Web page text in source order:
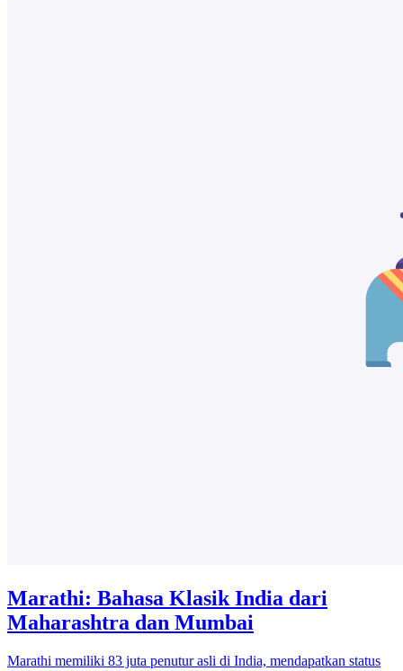
Marathi: Bahasa Klasik India dari
Maharashtra dan Mumbai
Marathi memiliki 83 juta penutur asli di India, mendapatkan status